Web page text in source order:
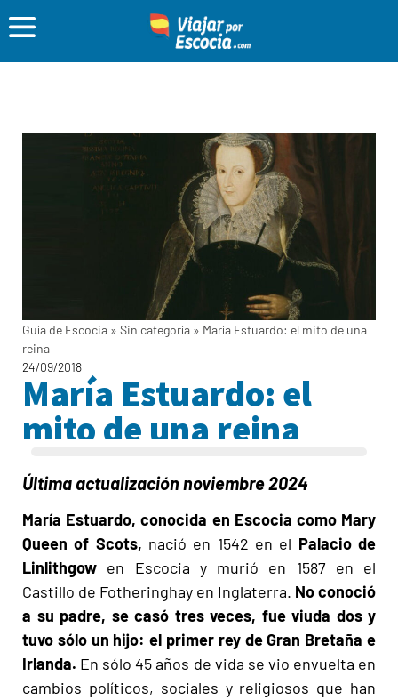
Guía de Escocia » Sin categoría » María Estuardo: el mito de una
reina
24/09/2018
María Estuardo: el
mito de una reina
Última actualización noviembre 2024
María Estuardo, conocida en Escocia como Mary
Queen of Scots, nació en 1542 en el Palacio de
Linlithgow en Escocia y murió en 1587 en el
Castillo de Fotheringhay en Inglaterra. No conoció
a su padre, se casó tres veces, fue viuda dos y
tuvo sólo un hijo: el primer rey de Gran Bretaña e
Irlanda. En sólo 45 años de vida se vio envuelta en
cambios políticos, sociales y religiosos que han